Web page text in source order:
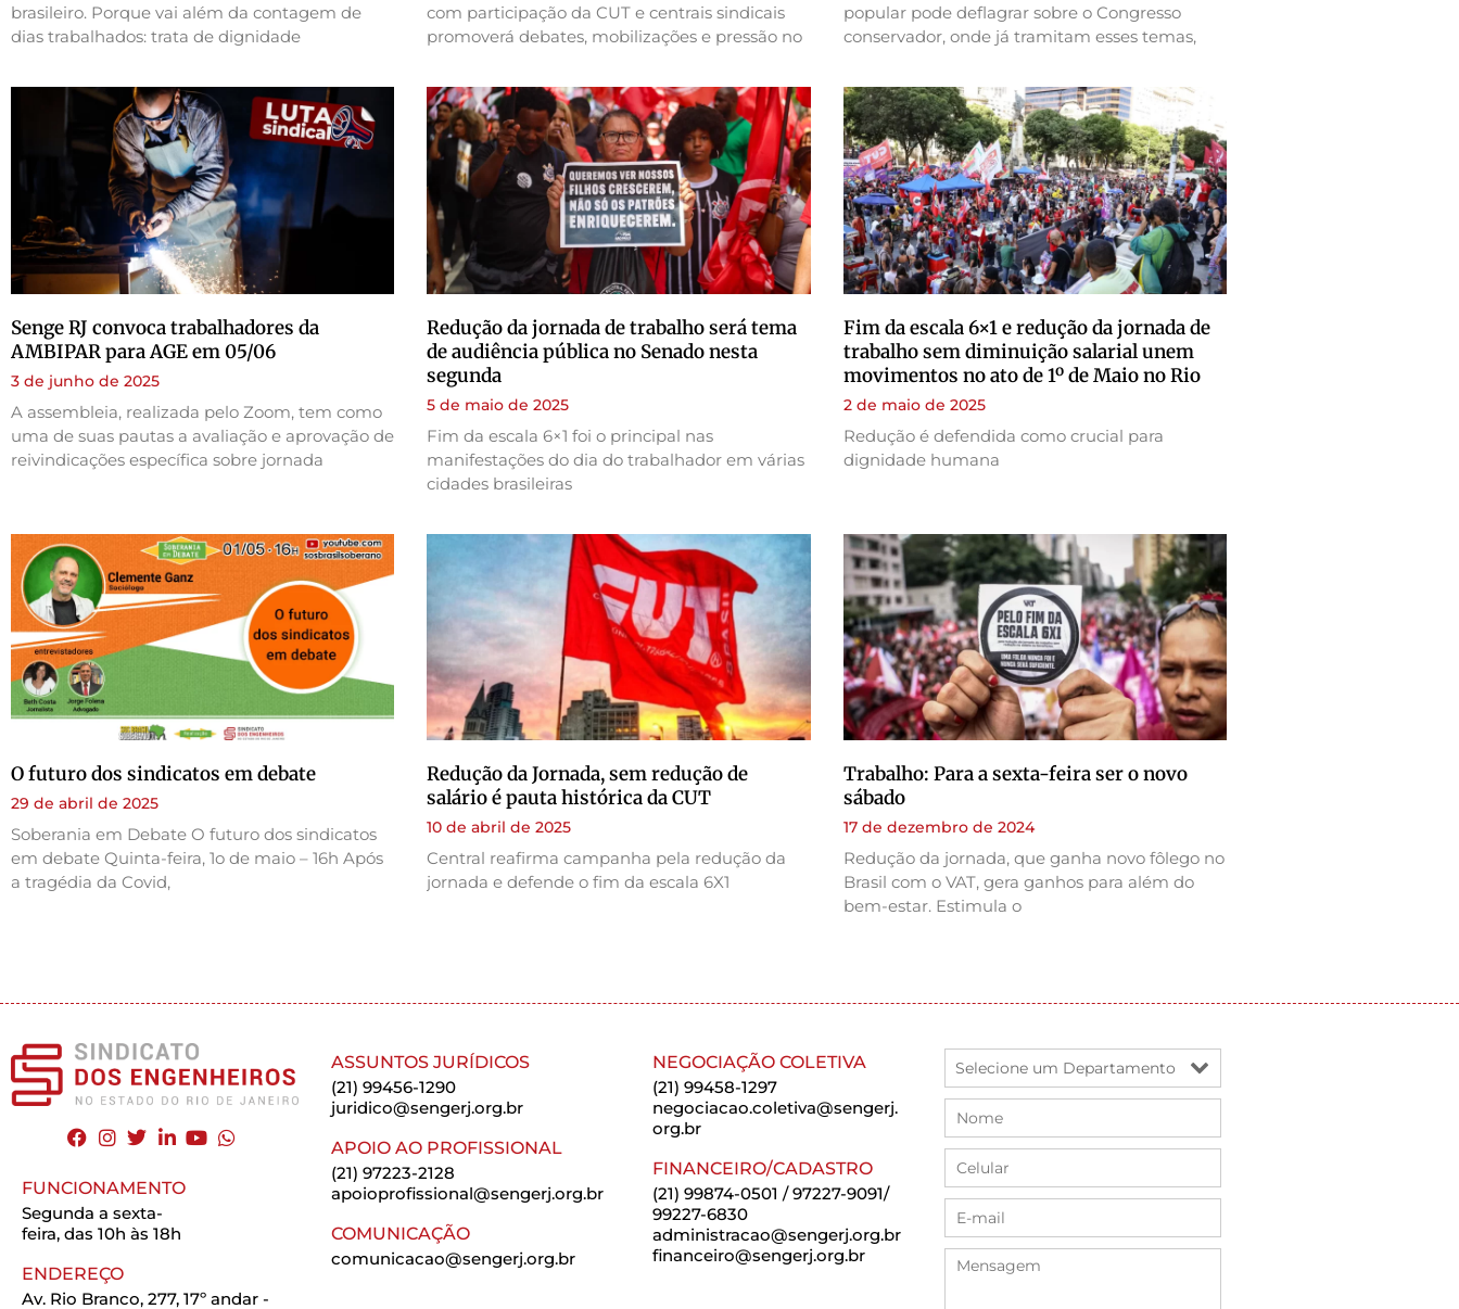
brasileiro. Porque vai além da contagem de
dias trabalhados: trata de dignidade
com participação da CUT e centrais sindicais
promoverá debates, mobilizações e pressão no
popular pode deflagrar sobre o Congresso
conservador, onde já tramitam esses temas,
Senge RJ convoca trabalhadores da
AMBIPAR para AGE em 05/06
3 de junho de 2025
A assembleia, realizada pelo Zoom, tem como
uma de suas pautas a avaliação e aprovação de
reivindicações específica sobre jornada
Redução da jornada de trabalho será tema
de audiência pública no Senado nesta
segunda
5 de maio de 2025
Fim da escala 6×1 foi o principal nas
manifestações do dia do trabalhador em várias
cidades brasileiras
Fim da escala 6×1 e redução da jornada de
trabalho sem diminuição salarial unem
movimentos no ato de 1º de Maio no Rio
2 de maio de 2025
Redução é defendida como crucial para
dignidade humana
O futuro dos sindicatos em debate
29 de abril de 2025
Soberania em Debate O futuro dos sindicatos
em debate Quinta-feira, 1o de maio – 16h Após
a tragédia da Covid,
Redução da Jornada, sem redução de
salário é pauta histórica da CUT
10 de abril de 2025
Central reafirma campanha pela redução da
jornada e defende o fim da escala 6X1
Trabalho: Para a sexta-feira ser o novo
sábado
17 de dezembro de 2024
Redução da jornada, que ganha novo fôlego no
Brasil com o VAT, gera ganhos para além do
bem-estar. Estimula o
FUNCIONAMENTO
Segunda a sexta-
feira, das 10h às 18h
ENDEREÇO
Av. Rio Branco, 277, 17º andar -
ASSUNTOS JURÍDICOS
(21) 99456-1290
juridico@sengerj.org.br
APOIO AO PROFISSIONAL
(21) 97223-2128
apoioprofissional@sengerj.org.br
COMUNICAÇÃO
comunicacao@sengerj.org.br
NEGOCIAÇÃO COLETIVA
(21) 99458-1297
negociacao.coletiva@sengerj.
org.br
FINANCEIRO/CADASTRO
(21) 99874-0501 / 97227-9091/
99227-6830
administracao@sengerj.org.br
financeiro@sengerj.org.br